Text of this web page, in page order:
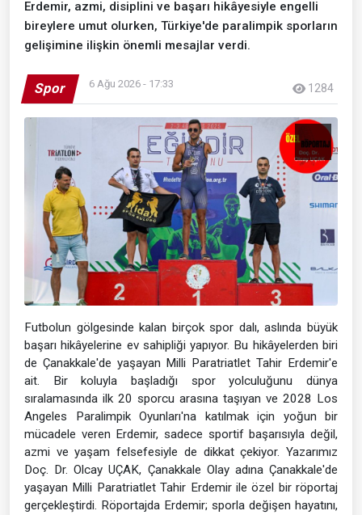
Erdemir, azmi, disiplini ve başarı hikâyesiyle engelli
bireylere umut olurken, Türkiye'de paralimpik sporların
gelişimine ilişkin önemli mesajlar verdi.
Spor 6 Ağu 2026 - 17:33 1284
Futbolun gölgesinde kalan birçok spor dalı, aslında büyük
başarı hikâyelerine ev sahipliği yapıyor. Bu hikâyelerden biri
de Çanakkale'de yaşayan Milli Paratriatlet Tahir Erdemir'e
ait. Bir koluyla başladığı spor yolculuğunu dünya
sıralamasında ilk 20 sporcu arasına taşıyan ve 2028 Los
Angeles Paralimpik Oyunları'na katılmak için yoğun bir
mücadele veren Erdemir, sadece sportif başarısıyla değil,
azmi ve yaşam felsefesiyle de dikkat çekiyor. Yazarımız
Doç. Dr. Olcay UÇAK, Çanakkale Olay adına Çanakkale'de
yaşayan Milli Paratriatlet Tahir Erdemir ile özel bir röportaj
gerçekleştirdi. Röportajda Erdemir; sporla değişen hayatını,